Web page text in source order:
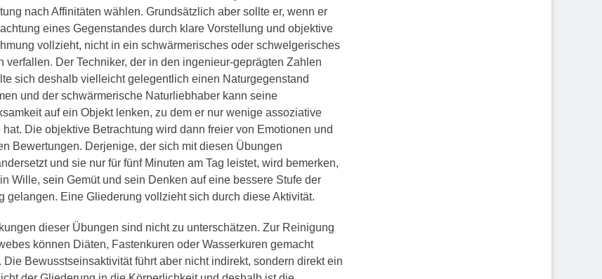
nach Affinitäten wählen. Grundsätzlich aber sollte er, wenn er
eines Gegenstandes durch klare Vorstellung und objektive
vollzieht, nicht in ein schwärmerisches oder schwelgerisches
verfallen. Der Techniker, der in den ingenieur-geprägten Zahlen
sich deshalb vielleicht gelegentlich einen Naturgegenstand
und der schwärmerische Naturliebhaber kann seine
auf ein Objekt lenken, zu dem er nur wenige assoziative
hat. Die objektive Betrachtung wird dann freier von Emotionen und
Bewertungen. Derjenige, der sich mit diesen Übungen
und sie nur für fünf Minuten am Tag leistet, wird bemerken,
Wille, sein Gemüt und sein Denken auf eine bessere Stufe der
gelangen. Eine Gliederung vollzieht sich durch diese Aktivität.
dieser Übungen sind nicht zu unterschätzen. Zur Reinigung
können Diäten, Fastenkuren oder Wasserkuren gemacht
Die Bewusstseinsaktivität führt aber nicht indirekt, sondern direkt ein